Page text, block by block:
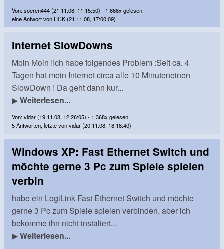
Von: soeren444 (21.11.08, 11:15:50) - 1.668x gelesen.
eine Antwort von HCK (21.11.08, 17:00:09)
Internet SlowDowns
Moin Moin !Ich habe folgendes Problem :Seit ca. 4
Tagen hat mein Internet circa alle 10 Minuteneinen
SlowDown ! Da geht dann kur...
▶Weiterlesen...
Von: vidar (19.11.08, 12:26:05) - 1.368x gelesen.
5 Antworten, letzte von vidar (20.11.08, 18:18:40)
Windows XP: Fast Ethernet Switch und
möchte gerne 3 Pc zum Spiele spielen
verbin
habe ein LogiLink Fast Ethernet Switch und möchte
gerne 3 Pc zum Spiele spielen verbinden. aber ich
bekomme ihn nicht instaliert...
▶Weiterlesen...